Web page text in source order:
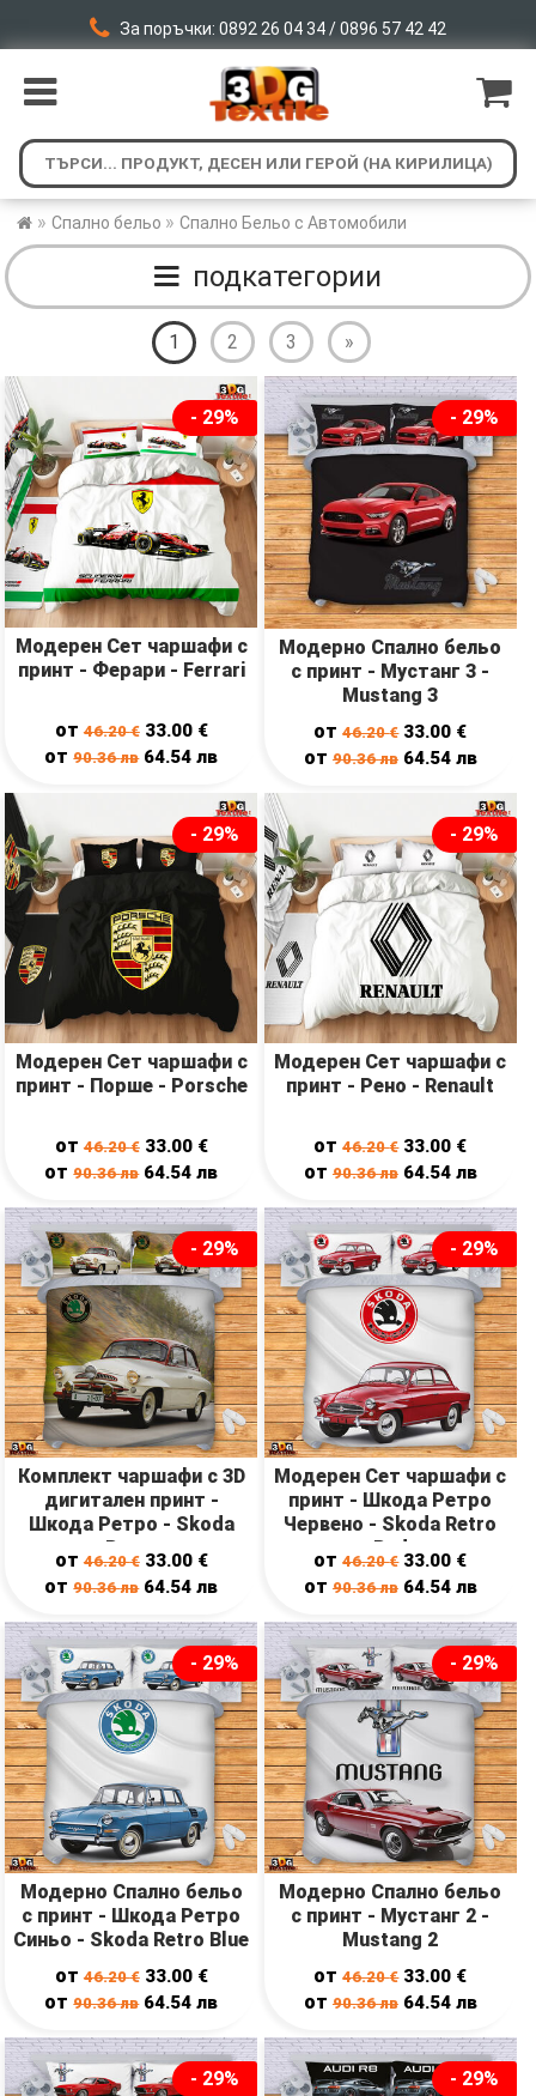
За поръчки: 0892 26 04 34 / 0896 57 42 42
» Спално бельо » Спално Бельо с Автомобили
подкатегории
1 2 3 »
- 29%
Модерен Сет чаршафи с
принт - Ферари - Ferrari
от46.20€ 33.00 €
от90.36лв 64.54лв
- 29%
Модерно Спално бельо
с принт - Мустанг 3 -
Mustang 3
от46.20€ 33.00 €
от 90.36лв 64.54 лв
- 29%
Модерен Сет чаршафи с
принт - Порше - Porsche
от46.20€ 33.00 €
от90.36лв 64.54лв
- 29%
Модерен Сет чаршафи с
принт - Рено - Renault
от46.20€ 33.00 €
от 90.36лв 64.54 лв
- 29%
Комплект чаршафи с 3D
дигитален принт -
Шкода Ретро - Skoda
Retro
от46.20€ 33.00 €
от90.36лв 64.54лв
- 29%
Модерен Сет чаршафи с
принт - Шкода Ретро
Червено - Skoda Retro
Red
от46.20€ 33.00 €
от 90.36лв 64.54 лв
- 29%
Модерно Спално бельо
с принт - Шкода Ретро
Синьо - Skoda Retro Blue
от46.20€ 33.00 €
от90.36лв 64.54лв
- 29%
Модерно Спално бельо
с принт - Мустанг 2 -
Mustang 2
от46.20€ 33.00 €
от 90.36лв 64.54 лв
- 29% - 29%